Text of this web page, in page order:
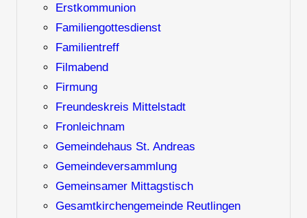
Erstkommunion
Familiengottesdienst
Familientreff
Filmabend
Firmung
Freundeskreis Mittelstadt
Fronleichnam
Gemeindehaus St. Andreas
Gemeindeversammlung
Gemeinsamer Mittagstisch
Gesamtkirchengemeinde Reutlingen